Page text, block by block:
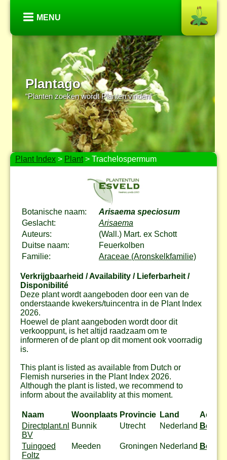
MENU
Plantago
“Planten zoeken wordt Planten vinden”
Plant Index > Plant> Trachelospermum
Botanische naam:
Arisaema speciosum
Geslacht:
Arisaema
Auteurs:
(Wall.) Mart. ex Schott
Duitse naam:
Feuerkolben
Familie:
Araceae (Aronskelkfamilie)
Verkrijgbaarheid / Availability / Lieferbarheit /
Disponibilité
Deze plant wordt aangeboden door een van de
onderstaande kwekers/tuincentra in de Plant Index
2026.
Hoewel de plant aangeboden wordt door dit
verkooppunt, is het altijd raadzaam om te
informeren of de plant op dit moment ook voorradig
is.
This plant is listed as available from Dutch or
Flemish nurseries in the Plant Index 2026.
Although the plant is listed, we recommend to
inform about the availablity at this moment.
Naam Woonplaats Provincie Land
Actie
Directplant.nl
BV
Bunnik Utrecht Nederland Bestel
Tuingoed
Foltz
Meeden Groningen Nederland Bestel